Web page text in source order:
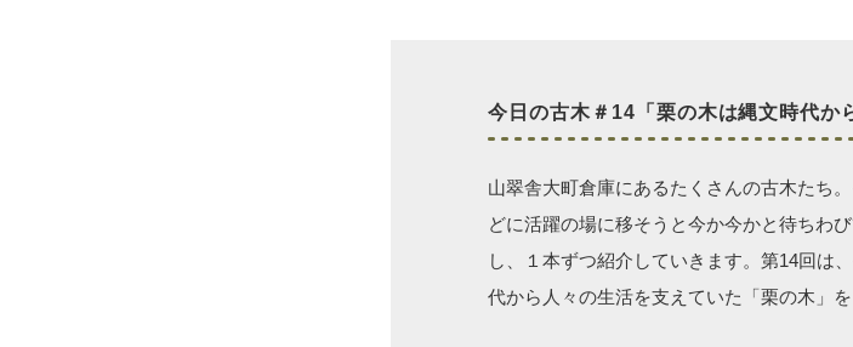
今日の古木＃14「栗の木は縄文時代か
山翠舎大町倉庫にあるたくさんの古木たち
どに活躍の場に移そうと今か今かと待ちわ
し、１本ずつ紹介していきます。第14回は
代から人々の生活を支えていた「栗の木」